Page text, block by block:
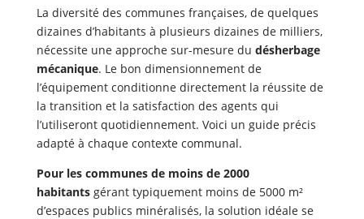
La diversité des communes françaises, de quelques
dizaines d’habitants à plusieurs dizaines de milliers,
nécessite une approche sur-mesure du désherbage
mécanique. Le bon dimensionnement de
l’équipement conditionne directement la réussite de
la transition et la satisfaction des agents qui
l’utiliseront quotidiennement. Voici un guide précis
adapté à chaque contexte communal.
Pour les communes de moins de 2000
habitantsgérant typiquement moins de 5000 m²
d’espaces publics minéralisés, la solution idéale se